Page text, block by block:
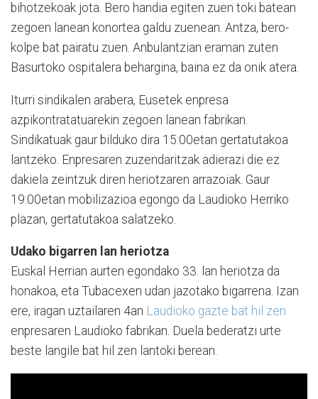
bihotzekoak jota. Bero handia egiten zuen toki batean
zegoen lanean konortea galdu zuenean. Antza, bero-
kolpe bat pairatu zuen. Anbulantzian eraman zuten
Basurtoko ospitalera behargina, baina ez da onik atera.
Iturri sindikalen arabera, Eusetek enpresa
azpikontratatuarekin zegoen lanean fabrikan.
Sindikatuak gaur bilduko dira 15:00etan gertatutakoa
lantzeko. Enpresaren zuzendaritzak adierazi die ez
dakiela zeintzuk diren heriotzaren arrazoiak. Gaur
19:00etan mobilizazioa egongo da Laudioko Herriko
plazan, gertatutakoa salatzeko.
Udako bigarren lan heriotza
Euskal Herrian aurten egondako 33. lan heriotza da
honakoa, eta Tubacexen udan jazotako bigarrena. Izan
ere, iragan uztailaren 4an Laudioko gazte bat hil zen
enpresaren Laudioko fabrikan. Duela bederatzi urte
beste langile bat hil zen lantoki berean.